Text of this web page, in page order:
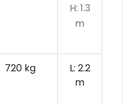
H: 1.3
m
720 kg
L: 2.2
m